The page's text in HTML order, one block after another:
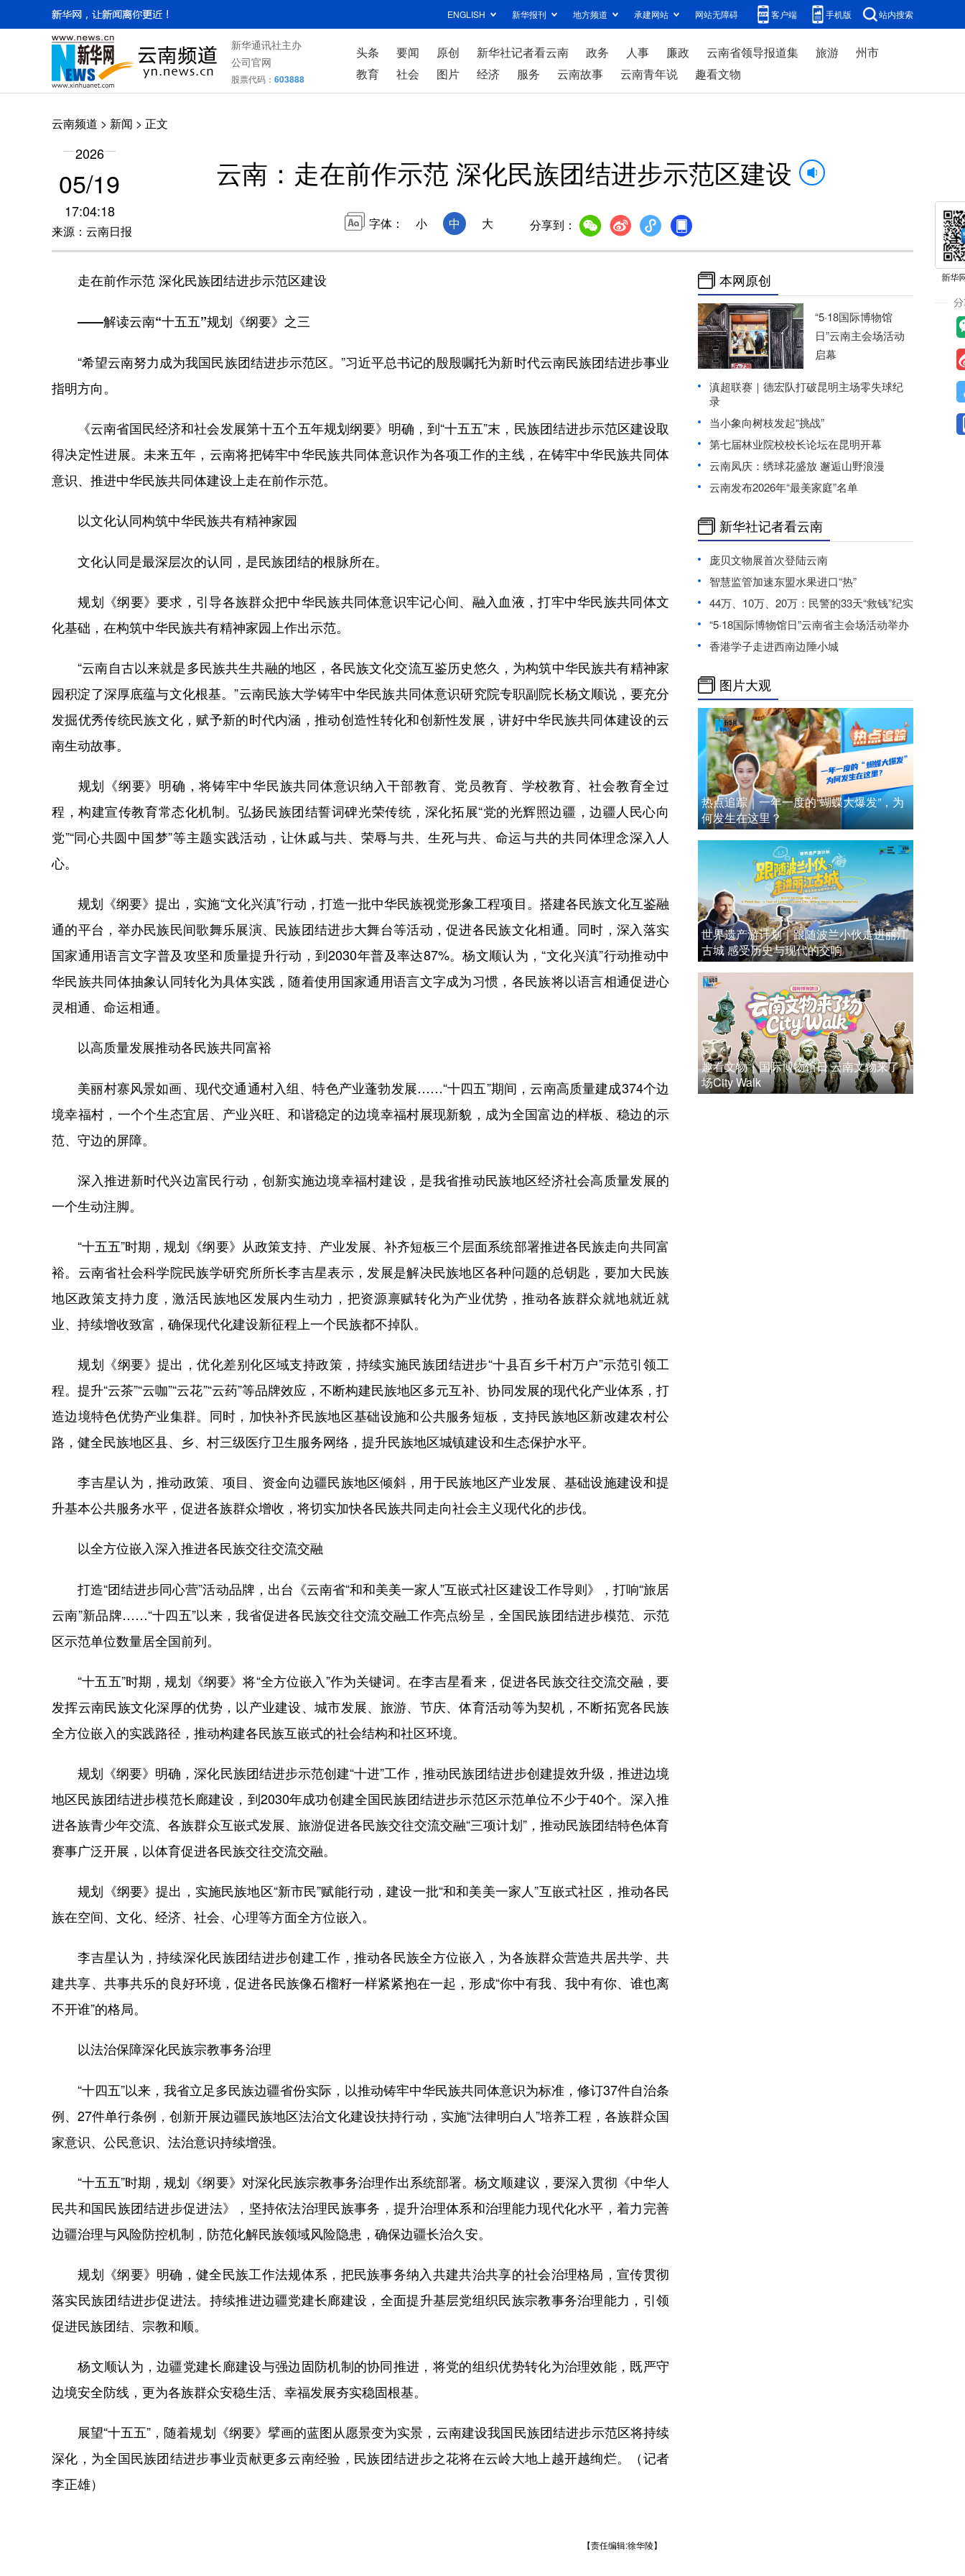
ENGLISH 新华报刊 地方频道 承建网站 网站无障碍 客户端 手机版 站内搜索
新华通讯社主办
公司官网
股票代码： 603888
头条 要闻 原创 新华社记者看云南 政务 人事 廉政 云南省领导报道集 旅游
州市
教育
社会 图片 经济 服务 云南故事 云南青年说 趣看文物
云南频道 > 新闻 > 正文
2026
05/19
17:04:18
来源：云南日报
云南：走在前作示范 深化民族团结进步示范区建设
字体： 小 中 大 分享到：
走在前作示范 深化民族团结进步示范区建设
——解读云南“十五五”规划《纲要》之三
“希望云南努力成为我国民族团结进步示范区。”习近平总书记的殷殷嘱托为新时代云南民族团结进步事业
指明方向。
《云南省国民经济和社会发展第十五个五年规划纲要》明确，到“十五五”末，民族团结进步示范区建设取
得决定性进展。未来五年，云南将把铸牢中华民族共同体意识作为各项工作的主线，在铸牢中华民族共同体
意识、推进中华民族共同体建设上走在前作示范。
以文化认同构筑中华民族共有精神家园
文化认同是最深层次的认同，是民族团结的根脉所在。
规划《纲要》要求，引导各族群众把中华民族共同体意识牢记心间、融入血液，打牢中华民族共同体文
化基础，在构筑中华民族共有精神家园上作出示范。
“云南自古以来就是多民族共生共融的地区，各民族文化交流互鉴历史悠久，为构筑中华民族共有精神家
园积淀了深厚底蕴与文化根基。”云南民族大学铸牢中华民族共同体意识研究院专职副院长杨文顺说，要充分
发掘优秀传统民族文化，赋予新的时代内涵，推动创造性转化和创新性发展，讲好中华民族共同体建设的云
南生动故事。
规划《纲要》明确，将铸牢中华民族共同体意识纳入干部教育、党员教育、学校教育、社会教育全过
程，构建宣传教育常态化机制。弘扬民族团结誓词碑光荣传统，深化拓展“党的光辉照边疆，边疆人民心向
党”“同心共圆中国梦”等主题实践活动，让休戚与共、荣辱与共、生死与共、命运与共的共同体理念深入人
心。
规划《纲要》提出，实施“文化兴滇”行动，打造一批中华民族视觉形象工程项目。搭建各民族文化互鉴融
通的平台，举办民族民间歌舞乐展演、民族团结进步大舞台等活动，促进各民族文化相通。同时，深入落实
国家通用语言文字普及攻坚和质量提升行动，到2030年普及率达87%。杨文顺认为，“文化兴滇”行动推动中
华民族共同体抽象认同转化为具体实践，随着使用国家通用语言文字成为习惯，各民族将以语言相通促进心
灵相通、命运相通。
以高质量发展推动各民族共同富裕
美丽村寨风景如画、现代交通通村入组、特色产业蓬勃发展……“十四五”期间，云南高质量建成374个边
境幸福村，一个个生态宜居、产业兴旺、和谐稳定的边境幸福村展现新貌，成为全国富边的样板、稳边的示
范、守边的屏障。
深入推进新时代兴边富民行动，创新实施边境幸福村建设，是我省推动民族地区经济社会高质量发展的
一个生动注脚。
“十五五”时期，规划《纲要》从政策支持、产业发展、补齐短板三个层面系统部署推进各民族走向共同富
裕。云南省社会科学院民族学研究所所长李吉星表示，发展是解决民族地区各种问题的总钥匙，要加大民族
地区政策支持力度，激活民族地区发展内生动力，把资源禀赋转化为产业优势，推动各族群众就地就近就
业、持续增收致富，确保现代化建设新征程上一个民族都不掉队。
规划《纲要》提出，优化差别化区域支持政策，持续实施民族团结进步“十县百乡千村万户”示范引领工
程。提升“云茶”“云咖”“云花”“云药”等品牌效应，不断构建民族地区多元互补、协同发展的现代化产业体系，打
造边境特色优势产业集群。同时，加快补齐民族地区基础设施和公共服务短板，支持民族地区新改建农村公
路，健全民族地区县、乡、村三级医疗卫生服务网络，提升民族地区城镇建设和生态保护水平。
李吉星认为，推动政策、项目、资金向边疆民族地区倾斜，用于民族地区产业发展、基础设施建设和提
升基本公共服务水平，促进各族群众增收，将切实加快各民族共同走向社会主义现代化的步伐。
以全方位嵌入深入推进各民族交往交流交融
打造“团结进步同心营”活动品牌，出台《云南省“和和美美一家人”互嵌式社区建设工作导则》，打响“旅居
云南”新品牌……“十四五”以来，我省促进各民族交往交流交融工作亮点纷呈，全国民族团结进步模范、示范
区示范单位数量居全国前列。
“十五五”时期，规划《纲要》将“全方位嵌入”作为关键词。在李吉星看来，促进各民族交往交流交融，要
发挥云南民族文化深厚的优势，以产业建设、城市发展、旅游、节庆、体育活动等为契机，不断拓宽各民族
全方位嵌入的实践路径，推动构建各民族互嵌式的社会结构和社区环境。
规划《纲要》明确，深化民族团结进步示范创建“十进”工作，推动民族团结进步创建提效升级，推进边境
地区民族团结进步模范长廊建设，到2030年成功创建全国民族团结进步示范区示范单位不少于40个。深入推
进各族青少年交流、各族群众互嵌式发展、旅游促进各民族交往交流交融“三项计划”，推动民族团结特色体育
赛事广泛开展，以体育促进各民族交往交流交融。
规划《纲要》提出，实施民族地区“新市民”赋能行动，建设一批“和和美美一家人”互嵌式社区，推动各民
族在空间、文化、经济、社会、心理等方面全方位嵌入。
李吉星认为，持续深化民族团结进步创建工作，推动各民族全方位嵌入，为各族群众营造共居共学、共
建共享、共事共乐的良好环境，促进各民族像石榴籽一样紧紧抱在一起，形成“你中有我、我中有你、谁也离
不开谁”的格局。
以法治保障深化民族宗教事务治理
“十四五”以来，我省立足多民族边疆省份实际，以推动铸牢中华民族共同体意识为标准，修订37件自治条
例、27件单行条例，创新开展边疆民族地区法治文化建设扶持行动，实施“法律明白人”培养工程，各族群众国
家意识、公民意识、法治意识持续增强。
“十五五”时期，规划《纲要》对深化民族宗教事务治理作出系统部署。杨文顺建议，要深入贯彻《中华人
民共和国民族团结进步促进法》，坚持依法治理民族事务，提升治理体系和治理能力现代化水平，着力完善
边疆治理与风险防控机制，防范化解民族领域风险隐患，确保边疆长治久安。
规划《纲要》明确，健全民族工作法规体系，把民族事务纳入共建共治共享的社会治理格局，宣传贯彻
落实民族团结进步促进法。持续推进边疆党建长廊建设，全面提升基层党组织民族宗教事务治理能力，引领
促进民族团结、宗教和顺。
杨文顺认为，边疆党建长廊建设与强边固防机制的协同推进，将党的组织优势转化为治理效能，既严守
边境安全防线，更为各族群众安稳生活、幸福发展夯实稳固根基。
展望“十五五”，随着规划《纲要》擘画的蓝图从愿景变为实景，云南建设我国民族团结进步示范区将持续
深化，为全国民族团结进步事业贡献更多云南经验，民族团结进步之花将在云岭大地上越开越绚烂。（记者
李正雄）
【责任编辑:徐华陵】
本网原创
“5·18国际博物馆
日”云南主会场活动
启幕
滇超联赛｜德宏队打破昆明主场零失球纪
录
当小象向树枝发起“挑战”
第七届林业院校校长论坛在昆明开幕
云南凤庆：绣球花盛放 邂逅山野浪漫
云南发布2026年“最美家庭”名单
新华社记者看云南
庞贝文物展首次登陆云南
智慧监管加速东盟水果进口“热”
44万、10万、20万：民警的33天“救钱”纪实
“5·18国际博物馆日”云南省主会场活动举办
香港学子走进西南边陲小城
图片大观
热点追踪｜一年一度的“蝴蝶大爆发”，为
何发生在这里？
世界遗产游计划｜跟随波兰小伙走进丽江
古城 感受历史与现代的交响
趣看文物｜国际博物馆日 云南文物来了
场City Walk